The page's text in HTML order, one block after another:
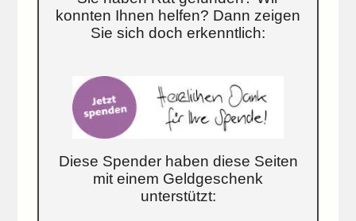
konnten Ihnen helfen? Dann zeigen
Sie sich doch erkenntlich:
Diese Spender haben diese Seiten
mit einem Geldgeschenk
unterstützt: